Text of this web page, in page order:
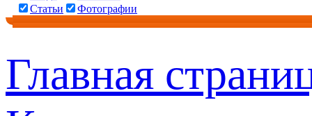
Статьи
Фотографии
Главная